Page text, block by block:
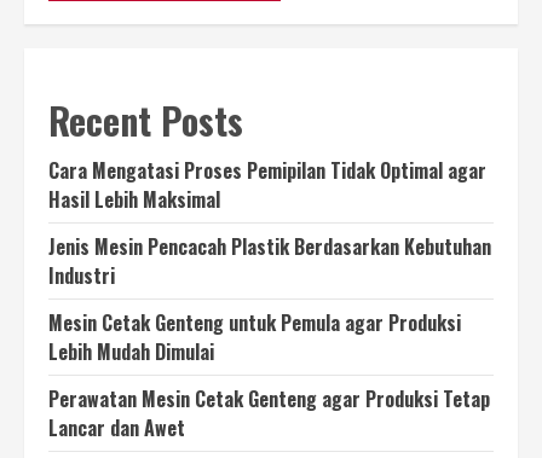
Recent Posts
Cara Mengatasi Proses Pemipilan Tidak Optimal agar
Hasil Lebih Maksimal
Jenis Mesin Pencacah Plastik Berdasarkan Kebutuhan
Industri
Mesin Cetak Genteng untuk Pemula agar Produksi
Lebih Mudah Dimulai
Perawatan Mesin Cetak Genteng agar Produksi Tetap
Lancar dan Awet